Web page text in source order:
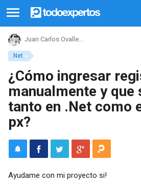
.Net
Juan Carlos Ovalle...
¿Cómo ingresar
manualmente y que
tanto en .Net como
px?
Ayudame con mi proyecto si!